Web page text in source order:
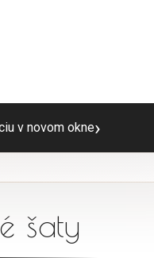
v novom okne›
šaty